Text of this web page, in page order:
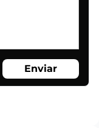
Enviar